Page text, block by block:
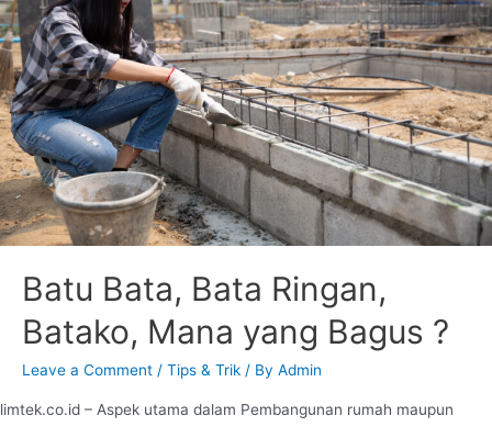
Batu Bata, Bata Ringan,
Batako, Mana yang Bagus ?
Leave a Comment / Tips & Trik / By Admin
limtek.co.id – Aspek utama dalam Pembangunan rumah maupun